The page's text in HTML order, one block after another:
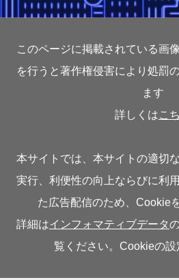
このページに掲載されている画
を行うと著作権侵害により処罰
ます
詳しくはこ
本サイトでは、本サイトの適切
実行、利便性の向上ならびに利
た広告配信のため、Cookie
詳細はインフォマティブデータ
覧ください。Cookieの設